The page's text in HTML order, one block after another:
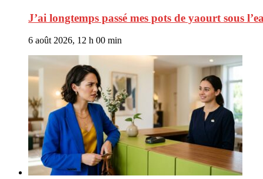
J’ai longtemps passé mes pots de yaourt sous
6 août 2026, 12 h 00 min